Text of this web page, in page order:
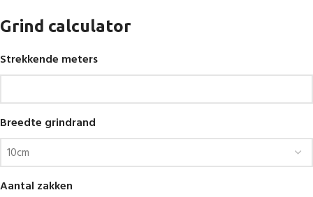
Grind calculator
Strekkende meters
Breedte grindrand
Aantal zakken